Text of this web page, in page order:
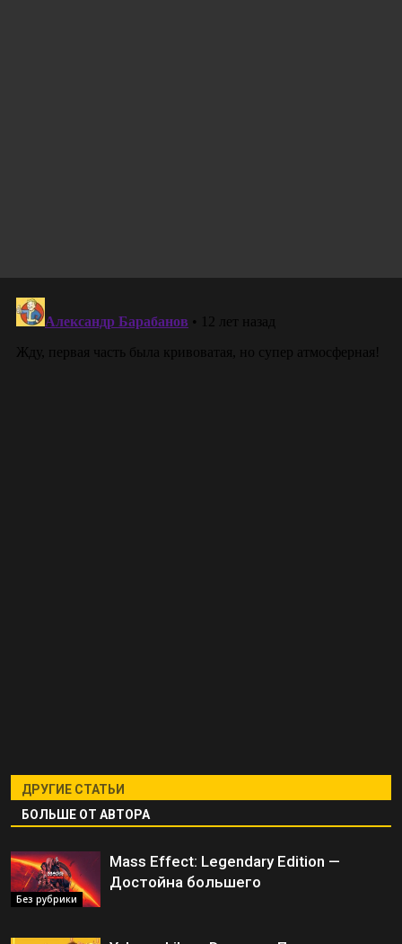
ДРУГИЕ СТАТЬИ
БОЛЬШЕ ОТ АВТОРА
Без рубрики
Mass Effect: Legendary Edition —
Достойна большего